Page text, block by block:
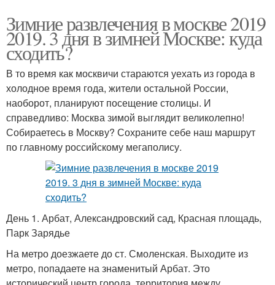
Зимние развлечения в москве 2019
2019. 3 дня в зимней Москве: куда
сходить?
В то время как москвичи стараются уехать из города в
холодное время года, жители остальной России,
наоборот, планируют посещение столицы. И
справедливо: Москва зимой выглядит великолепно!
Собираетесь в Москву? Сохраните себе наш маршрут
по главному российскому мегаполису.
День 1. Арбат, Александровский сад, Красная площадь,
Парк Зарядье
На метро доезжаете до ст. Смоленская. Выходите из
метро, попадаете на знаменитый Арбат. Это